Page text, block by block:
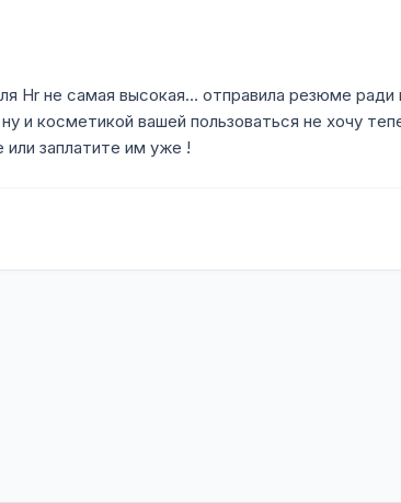
Hr не самая высокая… отправила резюме ради
и косметикой вашей пользоваться не хочу
заплатите им уже !